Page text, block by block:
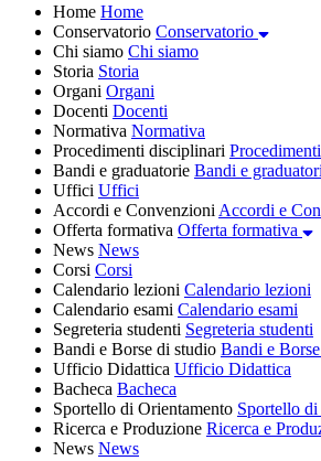
Home Home
Conservatorio Conservatorio
Chi siamo Chi siamo
Storia Storia
Organi Organi
Docenti Docenti
Normativa Normativa
Procedimenti disciplinari
Bandi e graduatorie Bandi e
Uffici Uffici
Accordi e Convenzioni Accordi e
Offerta formativa Offerta formativa
News News
Corsi Corsi
Calendario lezioni Calendario lezioni
Calendario esami Calendario esami
Segreteria studenti Segreteria studenti
Bandi e Borse di studio Bandi e
Ufficio Didattica Ufficio Didattica
Bacheca Bacheca
Sportello di Orientamento Sportello
Ricerca e Produzione Ricerca e
News News